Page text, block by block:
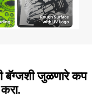
बॅग्जशी जुळणारे कप